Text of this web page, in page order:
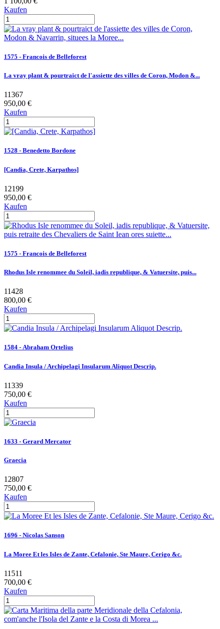
Kaufen
1575 - Francois de Belleforest
La vray plant & pourtraict de l'assiette des villes de Coron, Modon &...
11367
950,00 €
Kaufen
1528 - Benedetto Bordone
[Candia, Crete, Karpathos]
12199
950,00 €
Kaufen
1575 - Francois de Belleforest
Rhodus Isle renommee du Soleil, iadis republique, & Vatuersite, puis...
11428
800,00 €
Kaufen
1584 - Abraham Ortelius
Candia Insula / Archipelagi Insularum Aliquot Descrip.
11339
750,00 €
Kaufen
1633 - Gerard Mercator
Graecia
12807
750,00 €
Kaufen
1696 - Nicolas Sanson
La Moree Et les Isles de Zante, Cefalonie, Ste Maure, Cerigo &c.
11511
700,00 €
Kaufen